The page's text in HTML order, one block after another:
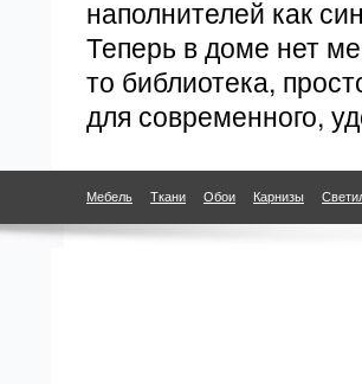
наполнителей как
Теперь в доме нет
то библиотека,
для современного,
Мебель Ткани Обои Карнизы